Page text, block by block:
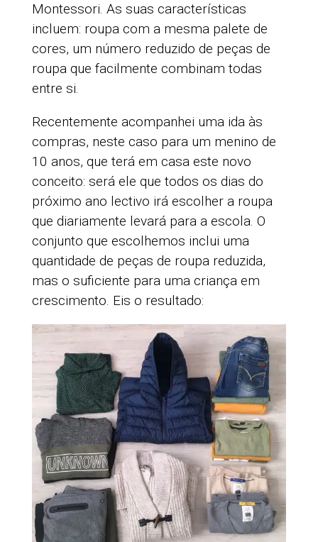
Montessori. As suas características
incluem: roupa com a mesma palete de
cores, um número reduzido de peças de
roupa que facilmente combinam todas
entre si.
Recentemente acompanhei uma ida às
compras, neste caso para um menino de
10 anos, que terá em casa este novo
conceito: será ele que todos os dias do
próximo ano lectivo irá escolher a roupa
que diariamente levará para a escola. O
conjunto que escolhemos inclui uma
quantidade de peças de roupa reduzida,
mas o suficiente para uma criança em
crescimento. Eis o resultado: